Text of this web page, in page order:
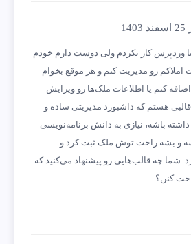
با وردپرس کار نکردم ولی دوست دارم خودم
املاکم رو مدیریت کنم و هر موقع بخوام
کنم یا اطلاعات ملک‌ها رو ویرایش
قالبی هستم که داشبورد مدیریتی ساده و
داشته باشه، نیازی به دانش برنامه‌نویسی
و بشه راحت توش ملک ثبت کرد و
شما چه قالب‌هایی رو پیشنهاد می‌کنید که
کنن؟